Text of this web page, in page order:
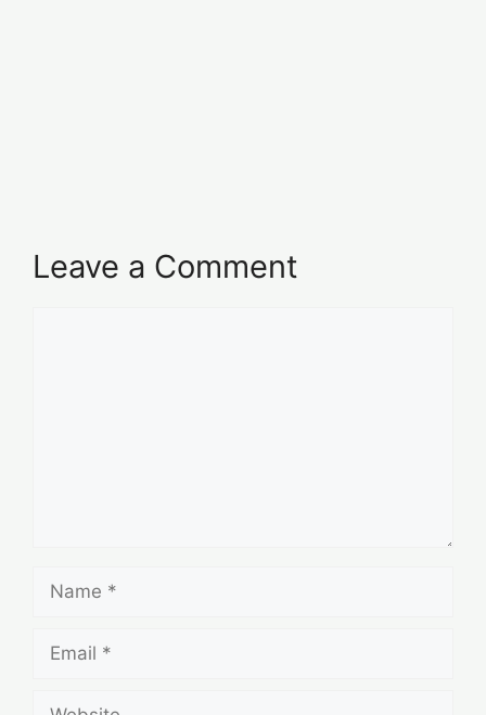
Leave a Comment
Name
Email
Website